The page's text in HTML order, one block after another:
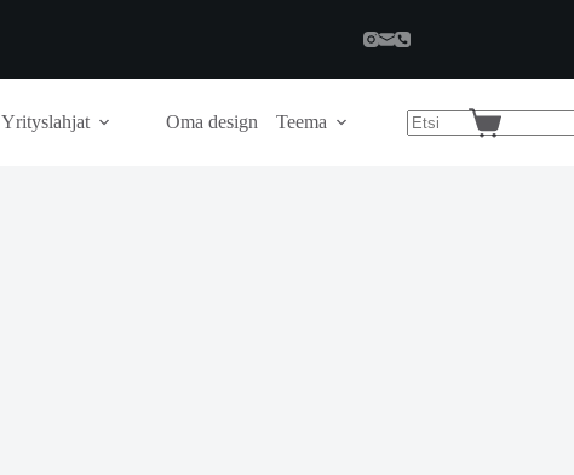
Yrityslahjat Oma design Teema
Shopping